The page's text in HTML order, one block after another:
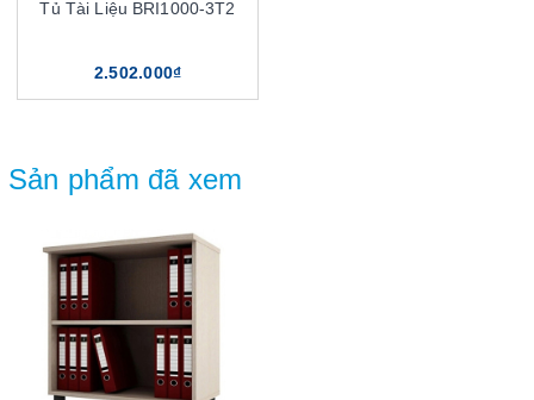
Tủ Tài Liệu BRI1000-3T2
2.502.000₫
Sản phẩm đã xem